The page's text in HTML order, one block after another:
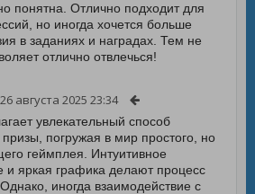
понятна. Отлично подходит для
но иногда хочется больше
в заданиях и наградах. Тем не
отлично отвлечься!
26 августа 2025 23:34
увлекательный способ
призы, погружая в мир простого, но
геймплея. Интуитивное
и яркая графика делают процесс
иногда взаимодействие с